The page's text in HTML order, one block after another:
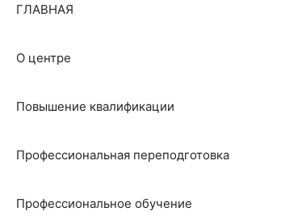
ГЛАВНАЯ
О центре
Повышение квалификации
Профессиональная переподготовка
Профессиональное обучение